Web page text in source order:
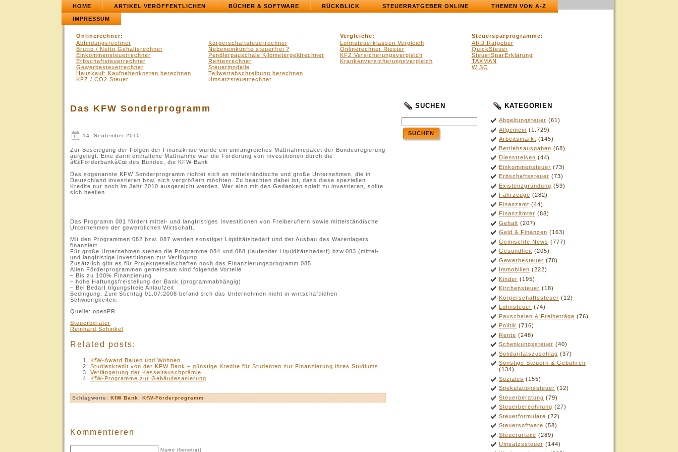
HOME ARTIKEL VERÖFFENTLICHEN BÜCHER & SOFTWARE RÜCKBLICK STEUERRATGEBER ONLINE THEMEN VON A-Z
IMPRESSUM
Onlinerechner: Vergleiche: Steuersparprogramme:
Abfindungsrechner
Brutto / Netto Gehaltsrechner
Einkommensteuerrechner
Erbschaftsteuerrechner
Gewerbesteuerrechner
Hauskauf: Kaufnebenkosten berechnen
KFZ / CO2 Steuer
Körperschaftsteuerrechner
Nebeneinkünfte steuerfrei ?
Pendlerpauschale Kilometergeldrechner
Rentenrechner
Steuermodelle
Teilwertabschreibung berechnen
Umsatzsteuerrechner
Lohnsteuerklassen Vergleich
Onlinerechner Riester
KFZ Versicherungsvergleich
Krankenversicherungsvergleich
ARD Ratgeber
QuickSteuer
SteuerSparErklärung
TAXMAN
WISO
Das KFW Sonderprogramm
14. September 2010
Zur Beseitigung der Folgen der Finanzkrise wurde ein umfangreiches Maßnahmepaket der Bundesregierung
aufgelegt. Eine darin enthaltene Maßnahme war die Förderung von Investitionen durch die
â€žFörderbankâ€œ des Bundes, die KFW Bank
Das sogenannte KFW Sonderprogramm richtet sich an mittelständische und große Unternehmen, die in
Deutschland investieren bzw. sich vergrößern möchten. Zu beachten dabei ist, dass diese speziellen
Kredite nur noch im Jahr 2010 ausgereicht werden. Wer also mit den Gedanken spielt zu investieren, sollte
sich beeilen.
Das Programm 081 fördert mittel- und langfristiges Investitionen von Freiberuflern sowie mittelständische
Unternehmen der gewerblichen Wirtschaft.
Mit den Programmen 082 bzw. 087 werden sonstiger Liqiditätsbedarf und der Ausbau des Warenlagers
finanziert.
Für große Unternehmen stehen die Programme 084 und 088 (laufender Liquiditätsbedarf) bzw.083 (mittel-
und langfristige Investitionen zur Verfügung.
Zusätzlich gibt es für Projektgesellschaften noch das Finanzierungsprogramm 085
Allen Förderprogrammen gemeinsam sind folgende Vorteile
– Bis zu 100% Finanzierung
– hohe Haftungsfreistellung der Bank (programmabhängig)
– Bei Bedarf tilgungsfreie Anlaufzeit
Bedingung: Zum Stichtag 01.07.2008 befand sich das Unternehmen nicht in wirtschaftlichen
Schwierigkeiten.
Quelle: openPR
Steuerberater
Reinhard Schinkel
Related posts:
KfW-Award Bauen und Wohnen
Studienkredit von der KFW Bank – günstige Kredite für Studenten zur Finanzierung ihres Studiums
Verlängerung der Kesseltauschprämie
KfW-Programme zur Gebäudesanierung
Schlagworte: KfW Bank KfW-Förderprogramm
Kommentieren
Name (benötigt)
SUCHEN
SUCHEN
KATEGORIEN
Abgeltungsteuer (61)
Allgemein (1.729)
Arbeitsmarkt (145)
Betriebsausgaben (68)
Dienstreisen (44)
Einkommensteuer (73)
Erbschaftssteuer (73)
Existenzgründung (59)
Fahrzeuge (282)
Finanzamt (44)
Finanzämter (88)
Gehalt (207)
Geld & Finanzen (163)
Gemischte News (777)
Gesundheit (205)
Gewerbesteuer (78)
Immobilien (222)
Kinder (195)
Kirchensteuer (18)
Körperschaftssteuer (12)
Lohnsteuer (74)
Pauschalen & Freibeträge (76)
Politik (716)
Rente (248)
Schenkungssteuer (40)
Solidaritätszuschlag (37)
Sonstige Steuern & Gebühren
(134)
Soziales (155)
Spekulationssteuer (12)
Steuerberatung (79)
Steuerberechnung (27)
Steuerformulare (22)
Steuersoftware (58)
Steuerurteile (289)
Umsatzssteuer (144)